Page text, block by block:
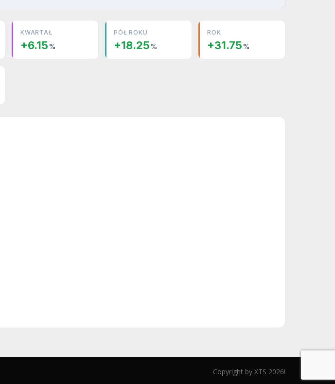
KWARTAŁ
+6.15 %
PÓŁ ROKU
+18.25 %
ROK
+31.75 %
Copyright by XTS 2026!